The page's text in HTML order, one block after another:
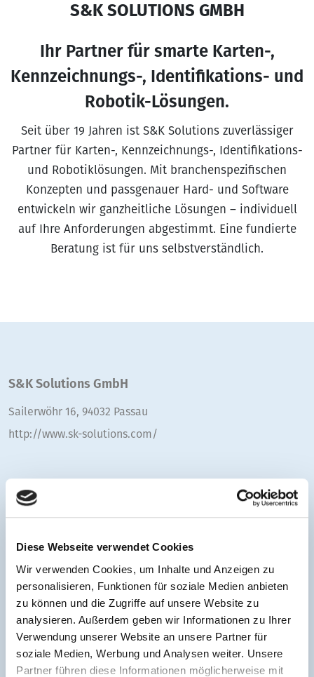
Diese Webseite verwendet Cookies
Wir verwenden Cookies, um Inhalte und Anzeigen zu
personalisieren, Funktionen für soziale Medien anbieten
zu können und die Zugriffe auf unsere Website zu
analysieren. Außerdem geben wir Informationen zu Ihrer
Verwendung unserer Website an unsere Partner für
soziale Medien, Werbung und Analysen weiter. Unsere
Partner führen diese Informationen möglicherweise mit
S&K SOLUTIONS GMBH
Ihr Partner für smarte Karten-,
Kennzeichnungs-, Identifikations- und
Robotik-Lösungen.
Seit über 19 Jahren ist S&K Solutions zuverlässiger
Partner für Karten-, Kennzeichnungs-, Identifikations-
und Robotiklösungen. Mit branchenspezifischen
Konzepten und passgenauer Hard- und Software
entwickeln wir ganzheitliche Lösungen – individuell
auf Ihre Anforderungen abgestimmt. Eine fundierte
Beratung ist für uns selbstverständlich.
S&K Solutions GmbH
Sailerwöhr 16, 94032 Passau
http://www.sk-solutions.com/
Ihr Kontakt
S&K Solutions GmbH
+49 851 200 930‑10
E-Mail senden